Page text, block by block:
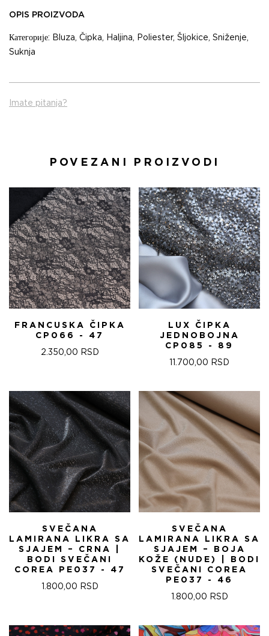
OPIS PROIZVODA
Категорије: Bluza, Čipka, Haljina, Poliester, Šljokice, Sniženje,
Suknja
Imate pitanja?
POVEZANI PROIZVODI
FRANCUSKA ČIPKA
CP066 - 47
2.350,00 RSD
LUX ČIPKA
JEDNOBOJNA
CP085 - 89
11.700,00 RSD
SVEČANA
LAMIRANA LIKRA SA
SJAJEM – CRNA |
BODI SVEČANI
COREA PE037 - 47
1.800,00 RSD
SVEČANA
LAMIRANA LIKRA SA
SJAJEM – BOJA
KOŽE (NUDE) | BODI
SVEČANI COREA
PE037 - 46
1.800,00 RSD